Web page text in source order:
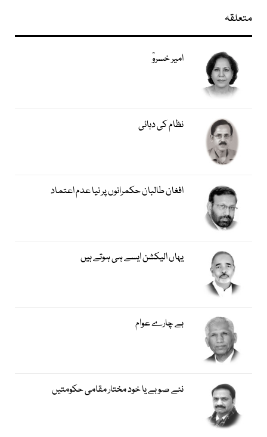
متعلقہ
امیر خسروؒ
نظام کی دہائی
افغان طالبان حکمرانوں پر نیا عدم اعتماد
یہاں الیکشن ایسے ہی ہوتے ہیں
بے چارے عوام
نئے صوبے یا خود مختار مقامی حکومتیں